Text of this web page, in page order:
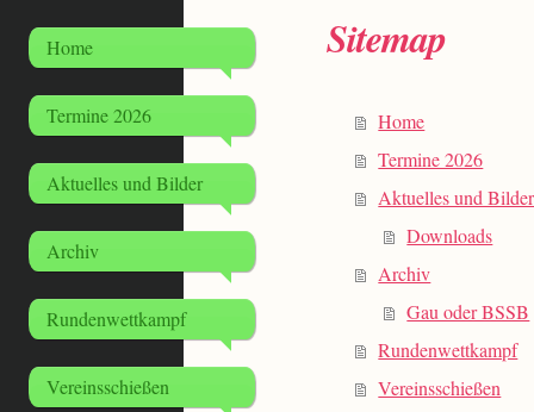
Home
Termine 2026
Aktuelles und Bilder
Archiv
Rundenwettkampf
Vereinsschießen
Sitemap
Home
Termine 2026
Aktuelles und Bilder
Downloads
Archiv
Gau oder BSSB
Rundenwettkampf
Vereinsschießen